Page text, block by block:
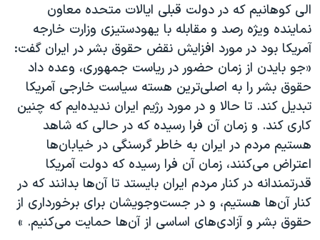
الی کوهانیم که در دولت قبلی ایالات متحده معاون
نماینده ویژه رصد و مقابله با یهودستیزی وزارت خارجه
آمریکا بود در مورد افزایش نقض حقوق بشر در ایران گفت:
«جو بایدن از زمان حضور در ریاست جمهوری، وعده داد
حقوق بشر را به اصلی‌ترین هسته سیاست خارجی آمریکا
تبدیل کند. تا حالا و در مورد رژیم ایران ندیده‌ایم که چنین
کاری کند. و زمان آن فرا رسیده که در حالی که شاهد
هستیم مردم در ایران به خاطر گرسنگی در خیابان‌ها
اعتراض می‌کنند، زمان آن فرا رسیده که دولت آمریکا
قدرتمندانه در کنار مردم ایران بایستد تا آن‌ها بدانند که در
کنار آن‌ها هستیم، و در جست‌وجویشان برای برخورداری از
حقوق بشر و آزادی‌های اساسی از آن‌ها حمایت می‌کنیم. »